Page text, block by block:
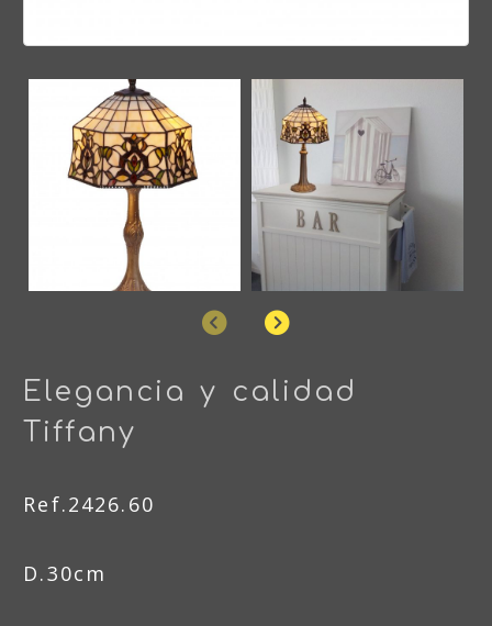
AnteriorSiguiente
Elegancia y calidad
Tiffany
Ref.2426.60
D.30cm